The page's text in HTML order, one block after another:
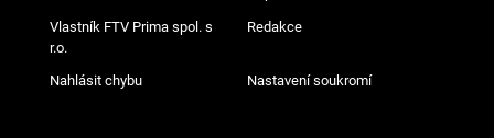
Vlastník FTV Prima spol. s
r.o.
Redakce
Nahlásit chybu Nastavení soukromí